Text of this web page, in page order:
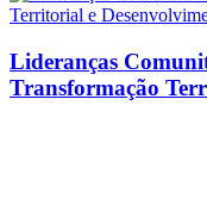
Lideranças
Transformação